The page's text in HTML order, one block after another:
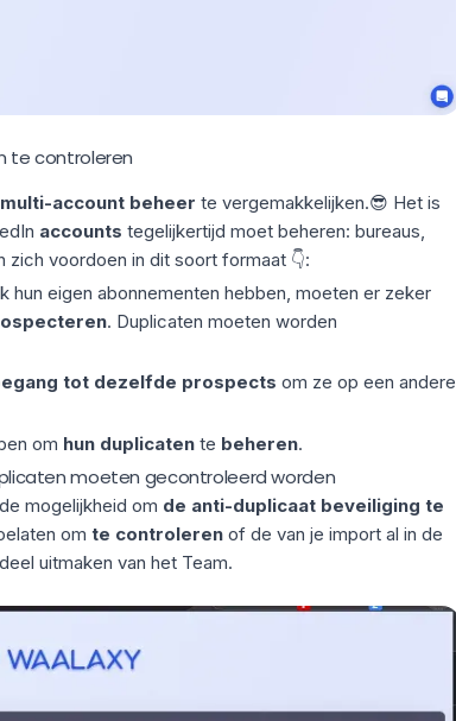
te controleren
multi-account beheer te vergemakkelijken.😎 Het is
accounts tegelijkertijd moet beheren: bureaus,
voordoen in dit soort formaat 👇:
hun eigen abonnementen hebben, moeten er zeker
. Duplicaten moeten worden
tot dezelfde prospects om ze op een andere
om hun duplicatente beheren.
moeten gecontroleerd worden
mogelijkheid om de anti-duplicaat beveiliging te
om te controlerenof de van je import al in de
uitmaken van het Team.